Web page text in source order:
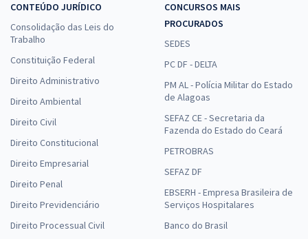
CONTEÚDO JURÍDICO
Consolidação das Leis do
Trabalho
Constituição Federal
Direito Administrativo
Direito Ambiental
Direito Civil
Direito Constitucional
Direito Empresarial
Direito Penal
Direito Previdenciário
Direito Processual Civil
CONCURSOS MAIS
PROCURADOS
SEDES
PC DF - DELTA
PM AL - Polícia Militar do Estado
de Alagoas
SEFAZ CE - Secretaria da
Fazenda do Estado do Ceará
PETROBRAS
SEFAZ DF
EBSERH - Empresa Brasileira de
Serviços Hospitalares
Banco do Brasil